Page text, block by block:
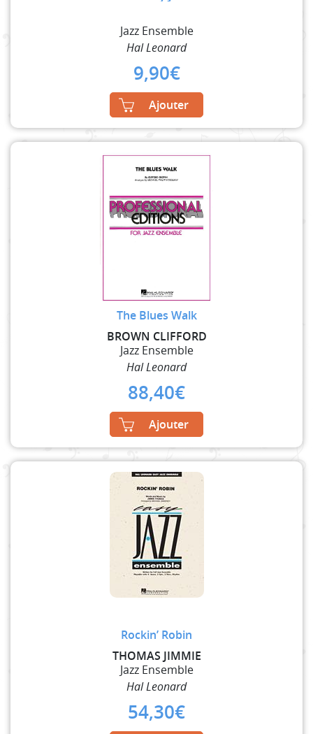
Jazz Ensemble
Hal Leonard
9,90€
Ajouter
The Blues Walk
BROWN CLIFFORD
Jazz Ensemble
Hal Leonard
88,40€
Ajouter
Rockin’ Robin
THOMAS JIMMIE
Jazz Ensemble
Hal Leonard
54,30€